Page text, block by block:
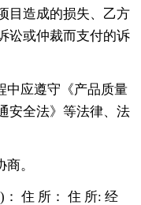
目造成的损失、乙方
讼或仲裁而支付的诉
中应遵守《产品质量
安全法》等法律、法
。
住 所： 住 所: 经